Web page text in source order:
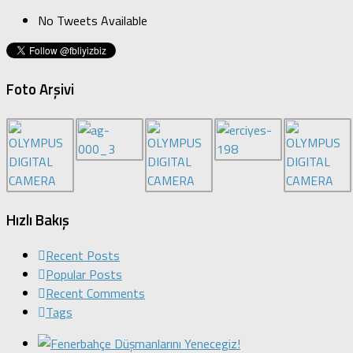
No Tweets Available
Foto Arşivi
Hızlı Bakış
Recent Posts
Popular Posts
Recent Comments
Tags